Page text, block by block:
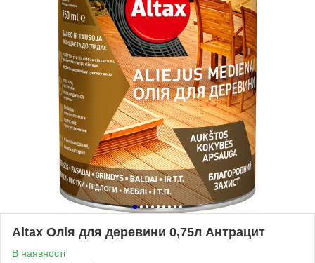
Altax Олія для деревини 0,75л Антрацит
В наявності